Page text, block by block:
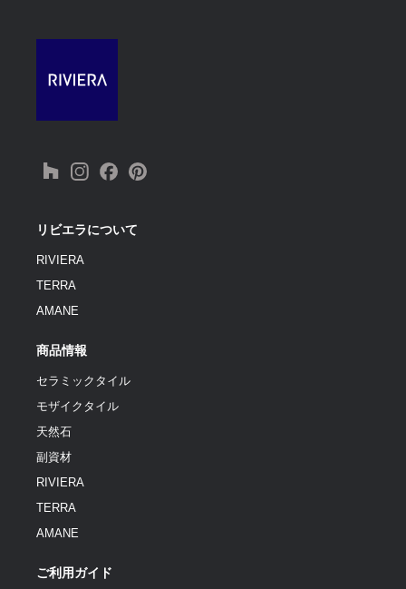
リビエラについて
RIVIERA
TERRA
AMANE
商品情報
セラミックタイル
モザイクタイル
天然石
副資材
RIVIERA
TERRA
AMANE
ご利用ガイド